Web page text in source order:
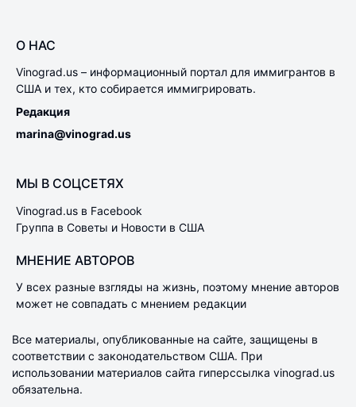
О НАС
Vinograd.us – информационный портал для иммигрантов в
США и тех, кто собирается иммигрировать.
Редакция
marina@vinograd.us
МЫ В СОЦСЕТЯХ
Vinograd.us в Facebook
Группа в Советы и Новости в США
МНЕНИЕ АВТОРОВ
У всех разные взгляды на жизнь, поэтому мнение авторов
может не совпадать с мнением редакции
Все материалы, опубликованные на сайте, защищены в
соответствии с законодательством США. При
использовании материалов сайта гиперссылка vinograd.us
обязательна.